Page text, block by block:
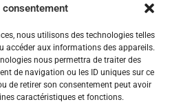
consentement
nous utilisons des technologies telles
accéder aux informations des appareils.
nous permettra de traiter des
de navigation ou les ID uniques sur ce
de retirer son consentement peut avoir
caractéristiques et fonctions.
32 27 07
69680 Chassieu